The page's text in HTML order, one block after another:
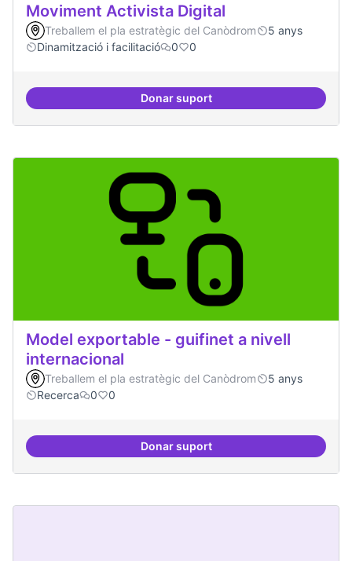
Moviment Activista Digital
Treballem el pla estratègic del Canòdrom
5 anys
Dinamització i facilitació
0 0
Donar suportMoviment Activista Digital
Model exportable - guifinet a nivell
internacional
Treballem el pla estratègic del Canòdrom
5 anys
Recerca
0 0
Donar suportModel exportable - guifinet a